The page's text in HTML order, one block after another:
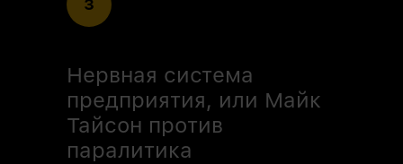
Нервная система
предприятия, или Майк
Тайсон против
паралитика